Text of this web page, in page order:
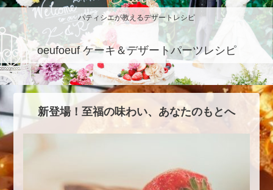
パティシエが教えるデザートレシピ
oeufoeuf ケーキ＆デザートパーツレシピ
新登場！至福の味わい、あなたのもとへ